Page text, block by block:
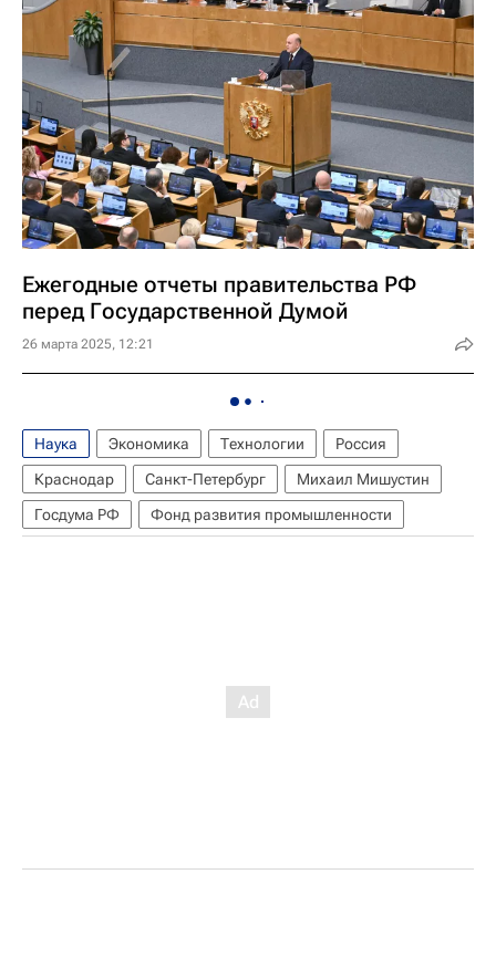
Ежегодные отчеты правительства РФ
перед Государственной Думой
26 марта 2025, 12:21
Наука Экономика Технологии
Россия
Краснодар
Санкт-Петербург
Михаил Мишустин
Госдума РФ
Фонд развития промышленности